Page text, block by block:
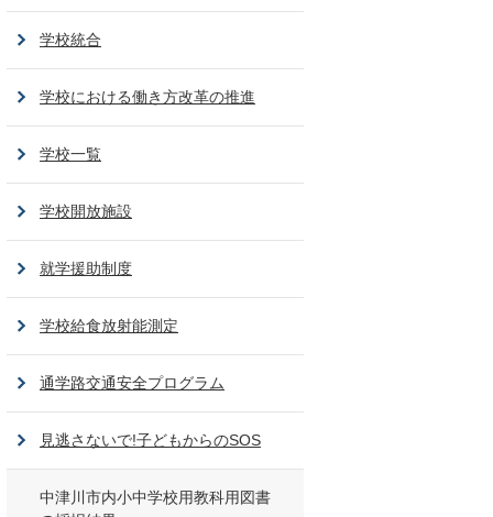
学校統合
学校における働き方改革の推進
学校一覧
学校開放施設
就学援助制度
学校給食放射能測定
通学路交通安全プログラム
見逃さないで!子どもからのSOS
中津川市内小中学校用教科用図書